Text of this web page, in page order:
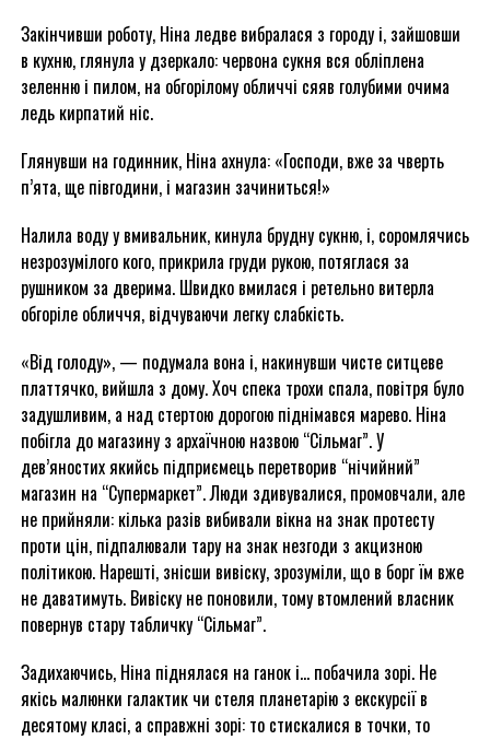
Закінчивши роботу, Ніна ледве вибралася з городу і, зайшовши
в кухню, глянула у дзеркало: червона сукня вся обліплена
зеленню і пилом, на обгорілому обличчі сяяв голубими очима
ледь кирпатий ніс.
Глянувши на годинник, Ніна ахнула: «Господи, вже за чверть
п’ята, ще півгодини, і магазин зачиниться!»
Налила воду у вмивальник, кинула брудну сукню, і, соромлячись
незрозумілого кого, прикрила груди рукою, потяглася за
рушником за дверима. Швидко вмилася і ретельно витерла
обгоріле обличчя, відчуваючи легку слабкість.
«Від голоду», — подумала вона і, накинувши чисте ситцеве
платтячко, вийшла з дому. Хоч спека трохи спала, повітря було
задушливим, а над стертою дорогою піднімався марево. Ніна
побігла до магазину з архаїчною назвою “Сільмаг”. У
дев’яностих якийсь підприємець перетворив “нічийний”
магазин на “Супермаркет”. Люди здивувалися, промовчали, але
не прийняли: кілька разів вибивали вікна на знак протесту
проти цін, підпалювали тару на знак незгоди з акцизною
політикою. Нарешті, знісши вивіску, зрозуміли, що в борг їм вже
не даватимуть. Вивіску не поновили, тому втомлений власник
повернув стару табличку “Сільмаг”.
Задихаючись, Ніна піднялася на ганок і… побачила зорі. Не
якісь малюнки галактик чи стеля планетарію з екскурсії в
десятому класі, а справжні зорі: то стискалися в точки, то